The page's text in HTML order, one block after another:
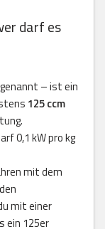
darf es
genannt – ist ein
125 ccm
0,1 kW pro kg
mit dem
mit einer
ein 125er